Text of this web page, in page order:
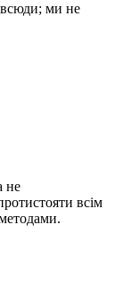
ми не
не
всім